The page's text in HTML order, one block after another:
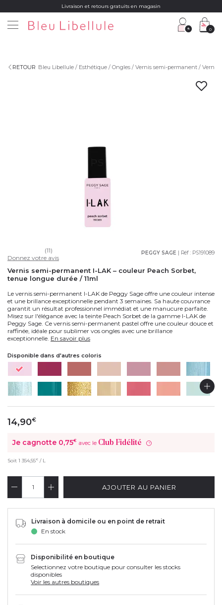
Livraison et retours gratuits en magasin
0
RETOUR Bleu Libellule Esthétique Ongles Vernis semi-permanent Vernis
PEGGY SAGE | Réf : PS191089
(11)
Donnez votre avis
Vernis semi-permanent I-LAK – couleur Peach Sorbet,
tenue longue durée / 11ml
Le vernis semi-permanent I-LAK de Peggy Sage offre une couleur intense
et une brillance exceptionnelle pendant 3 semaines. Sa haute couvrance
garantit un résultat professionnel immédiat et une manucure parfaite.
Misez sur l'élégance avec la teinte Peach Sorbet de la gamme I-LAK de
Peggy Sage. Ce vernis semi-permanent pastel offre une couleur douce et
raffinée, idéale pour sublimer vos ongles avec une brillance
exceptionnelle. En savoir plus
Disponible dans d'autres coloris
14,90€
Je cagnotte 0,75€ avec le Club Fidélité ?
Soit 1 354,55€ / L
AJOUTER AU PANIER
Livraison à domicile ou en point de retrait
En stock
Disponibilité en boutique
Selectionnez votre boutique pour consulter les stocks
disponibles
Voir les autres boutiques